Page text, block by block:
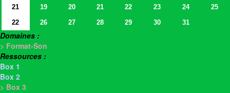
21
19 20 21 22 23 24
25
22
26 27 28 29 30 31
Domaines :
> Format-Son
Ressources :
Box 1
Box 2
> Box 3